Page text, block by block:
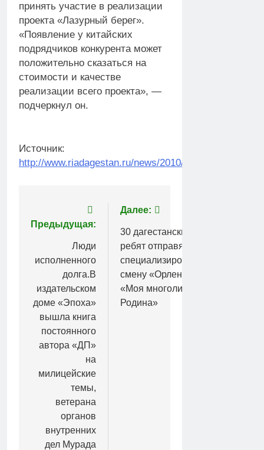
принять участие в реализации
проекта «Лазурный берег».
«Появление у китайских
подрядчиков конкурента может
положительно сказаться на
стоимости и качестве
реализации всего проекта», —
подчеркнул он.
Источник:
http://www.riadagestan.ru/news/2010/11/12/105604/
Навигация
по
записям
Предыдущая:
Люди
исполненного
долга.В
издательском
доме «Эпоха»
вышла книга
постоянного
автора «ДП»
на
милицейские
темы,
ветерана
органов
внутренних
дел Мурада
Далее:
30 дагестанских
ребят отправятся на
специализированную
смену «Орленка»
«Моя многоликая
Родина»